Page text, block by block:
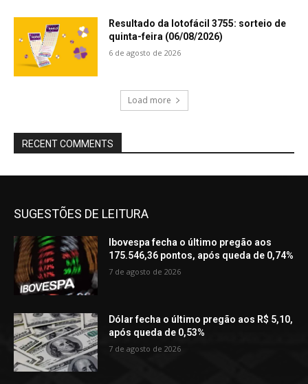
Resultado da lotofácil 3755: sorteio de
quinta-feira (06/08/2026)
6 de agosto de 2026
Load more
RECENT COMMENTS
SUGESTÕES DE LEITURA
Ibovespa fecha o último pregão aos
175.546,36 pontos, após queda de 0,74%
7 de agosto de 2026
Dólar fecha o último pregão aos R$ 5,10,
após queda de 0,53%
7 de agosto de 2026